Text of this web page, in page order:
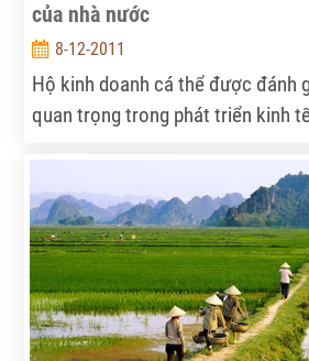
của nhà nước
8-12-2011
Hộ kinh doanh cá thể được đánh
quan trọng trong phát triển kinh
lao động. Thế nhưng, có một
doanh cá thể này vẫn chưa được
doanh tại các địa phương và
thương trước những thay đổi của
doanh đặc biệt là thay đổi về cơ